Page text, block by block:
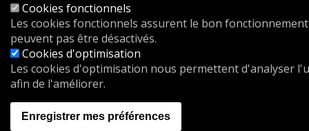
Cookies fonctionnels
Les cookies fonctionnels assurent le bon
peuvent pas être désactivés.
Cookies d'optimisation
Les cookies d'optimisation nous permettent d'analyser
afin de l'améliorer.
Enregistrer mes préférences